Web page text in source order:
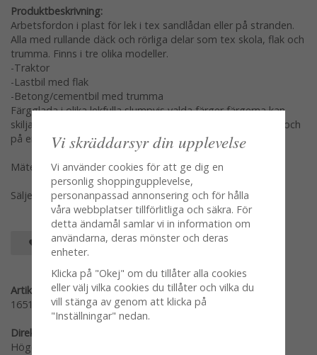
Produktbeskrivning:
Arbetsfordon i plast för lek i tex sandlådan eller på stranden.
Alla med rullande däck och rörliga delar som tex skola, flak och
trumma. Finns i tre olika modeller.
-Traktor
-Lastbil med flak
-Betong/cementbil med trumma
Färgglada i olika lekfulla slumpvis valda färger färgerna kan
skilja sig från bil till bil tex flaken kan vara grönt hytten gul och
på en annan tvärs om.
Mäter ca 10*15cm
Säljes per styck en och en
SPARA SOM FAVORIT
Artikelnummer:
165143-B
Direktlänk:
Högerklicka och kopiera adressen
Vi skräddarsyr din upplevelse
Vi använder cookies för att ge dig en
personlig shoppingupplevelse,
personanpassad annonsering och för hålla
våra webbplatser tillförlitliga och säkra. För
detta ändamål samlar vi in information om
användarna, deras mönster och deras
enheter.
Klicka på "Okej" om du tillåter alla cookies
eller välj vilka cookies du tillåter och vilka du
vill stänga av genom att klicka på
"Inställningar" nedan.